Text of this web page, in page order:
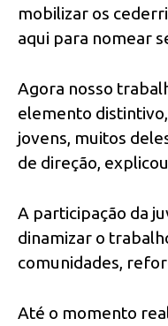
mobilizar os
aqui para nomear
Agora nosso
elemento
jovens, muitos
de direção,
A participação da
dinamizar o
comunidades,
Até o momento